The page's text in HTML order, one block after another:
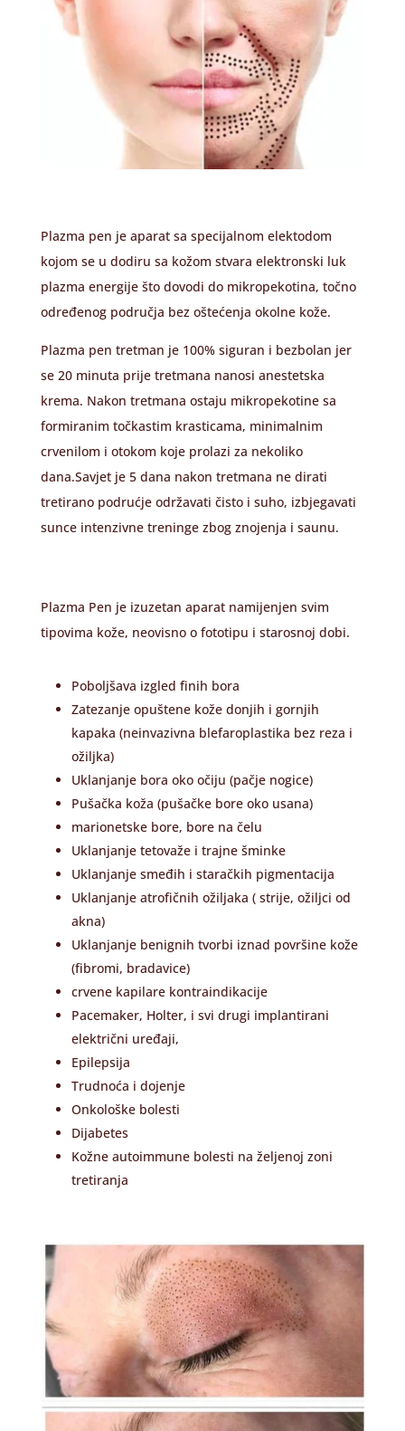
Plazma pen je aparat sa specijalnom elektodom
kojom se u dodiru sa kožom stvara elektronski luk
plazma energije što dovodi do mikropekotina, točno
određenog područja bez oštećenja okolne kože.
Plazma pen tretman je 100% siguran i bezbolan jer
se 20 minuta prije tretmana nanosi anestetska
krema. Nakon tretmana ostaju mikropekotine sa
formiranim točkastim krasticama, minimalnim
crvenilom i otokom koje prolazi za nekoliko
dana.Savjet je 5 dana nakon tretmana ne dirati
tretirano podrućje održavati čisto i suho, izbjegavati
sunce intenzivne treninge zbog znojenja i saunu.
Plazma Pen je izuzetan aparat namijenjen svim
tipovima kože, neovisno o fototipu i starosnoj dobi.
Poboljšava izgled finih bora
Zatezanje opuštene kože donjih i gornjih
kapaka (neinvazivna blefaroplastika bez reza i
ožiljka)
Uklanjanje bora oko očiju (pačje nogice)
Pušačka koža (pušačke bore oko usana)
marionetske bore, bore na čelu
Uklanjanje tetovaže i trajne šminke
Uklanjanje smeđih i staračkih pigmentacija
Uklanjanje atrofičnih ožiljaka ( strije, ožiljci od
akna)
Uklanjanje benignih tvorbi iznad površine kože
(fibromi, bradavice)
crvene kapilare kontraindikacije
Pacemaker, Holter, i svi drugi implantirani
električni uređaji,
Epilepsija
Trudnoća i dojenje
Onkološke bolesti
Dijabetes
Kožne autoimmune bolesti na željenoj zoni
tretiranja